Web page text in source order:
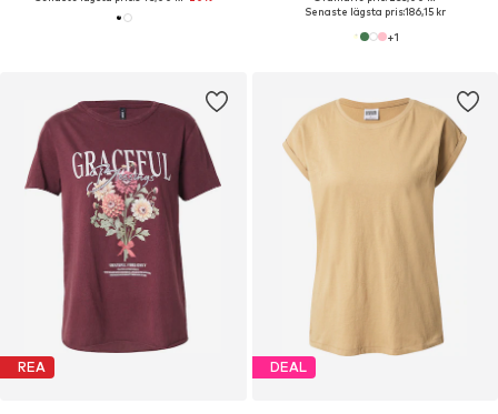
Senaste lägsta pris:186,15 kr
+1
REA DEAL